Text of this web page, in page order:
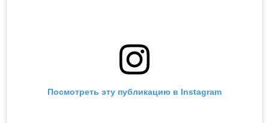
Посмотреть эту публикацию в Instagram